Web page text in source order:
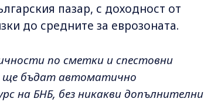
пазар, с доходност от
до средните за еврозоната.
по сметки и спестовни
ще бъдат автоматично
на БНБ, без никакви допълнителни